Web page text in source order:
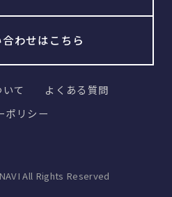
わせはこちら
て
よくある質問
ポリシー
All Rights Reserved